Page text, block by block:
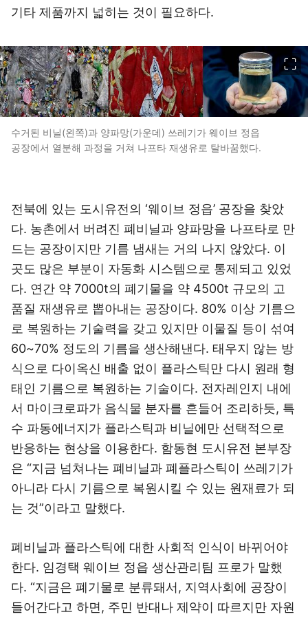
기타 제품까지 넓히는 것이 필요하다.
수거된 비닐(왼쪽)과 양파망(가운데) 쓰레기가 웨이브 정읍
공장에서 열분해 과정을 거쳐 나프타 재생유로 탈바꿈했다.
전북에 있는 도시유전의 ‘웨이브 정읍’ 공장을 찾았
다. 농촌에서 버려진 폐비닐과 양파망을 나프타로 만
드는 공장이지만 기름 냄새는 거의 나지 않았다. 이
곳도 많은 부분이 자동화 시스템으로 통제되고 있었
다. 연간 약 7000t의 폐기물을 약 4500t 규모의 고
품질 재생유로 뽑아내는 공장이다. 80% 이상 기름으
로 복원하는 기술력을 갖고 있지만 이물질 등이 섞여
60~70% 정도의 기름을 생산해낸다. 태우지 않는 방
식으로 다이옥신 배출 없이 플라스틱만 다시 원래 형
태인 기름으로 복원하는 기술이다. 전자레인지 내에
서 마이크로파가 음식물 분자를 흔들어 조리하듯, 특
수 파동에너지가 플라스틱과 비닐에만 선택적으로
반응하는 현상을 이용한다. 함동현 도시유전 본부장
은 “지금 넘쳐나는 폐비닐과 폐플라스틱이 쓰레기가
아니라 다시 기름으로 복원시킬 수 있는 원재료가 되
는 것”이라고 말했다.
폐비닐과 플라스틱에 대한 사회적 인식이 바뀌어야
한다. 임경택 웨이브 정읍 생산관리팀 프로가 말했
다. “지금은 폐기물로 분류돼서, 지역사회에 공장이
들어간다고 하면, 주민 반대나 제약이 따르지만 자원